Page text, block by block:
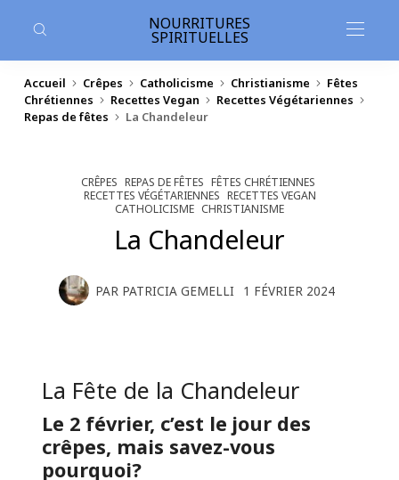
principal
NOURRITURES
SPIRITUELLES
Accueil Crêpes Catholicisme Christianisme
Fêtes
Chrétiennes
Recettes Vegan
Recettes Végétariennes
Repas de fêtes
La Chandeleur
CRÊPES REPAS DE FÊTES FÊTES CHRÉTIENNES
RECETTES VÉGÉTARIENNES RECETTES VEGAN
CATHOLICISME CHRISTIANISME
La Chandeleur
PAR PATRICIA GEMELLI 1 FÉVRIER 2024
La Fête de la Chandeleur
Le 2 février, c’est le jour des
crêpes, mais savez-vous
pourquoi?